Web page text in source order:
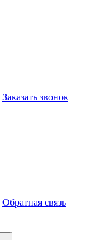
Заказать звонок
Обратная связь